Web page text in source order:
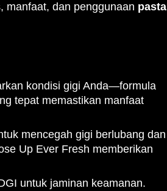
manfaat, dan penggunaan pasta
kondisi gigi Anda—formula
tepat memastikan manfaat
mencegah gigi berlubang dan
Up Ever Fresh memberikan
untuk jaminan keamanan.